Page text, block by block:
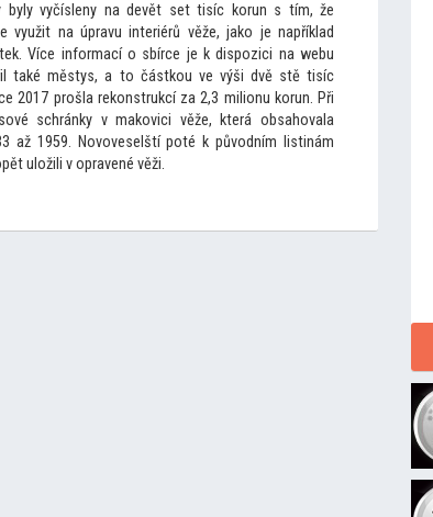
byly vyčísleny na devět set tisíc korun s tím, že
využit na úpravu interiérů věže, jako je například
Více informací o sbírce je k dispozici na webu
také městys, a to částkou ve výši dvě stě tisíc
2017 prošla rekonstrukcí za 2,3 milionu korun. Při
schránky v makovici věže, která obsahovala
až 1959. Novoveselští poté k původním listinám
uložili v opravené věži.